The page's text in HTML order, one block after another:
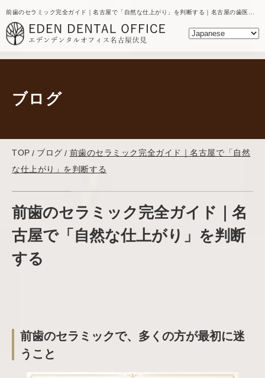
ブログ
TOP ブログ
前歯のセラミック完全ガイド｜名古屋で「自然
な仕上がり」を判断する
前歯のセラミック完全ガイド｜名
古屋で「自然な仕上がり」を判断
する
前歯のセラミックで、多くの方が最初に迷
うこと